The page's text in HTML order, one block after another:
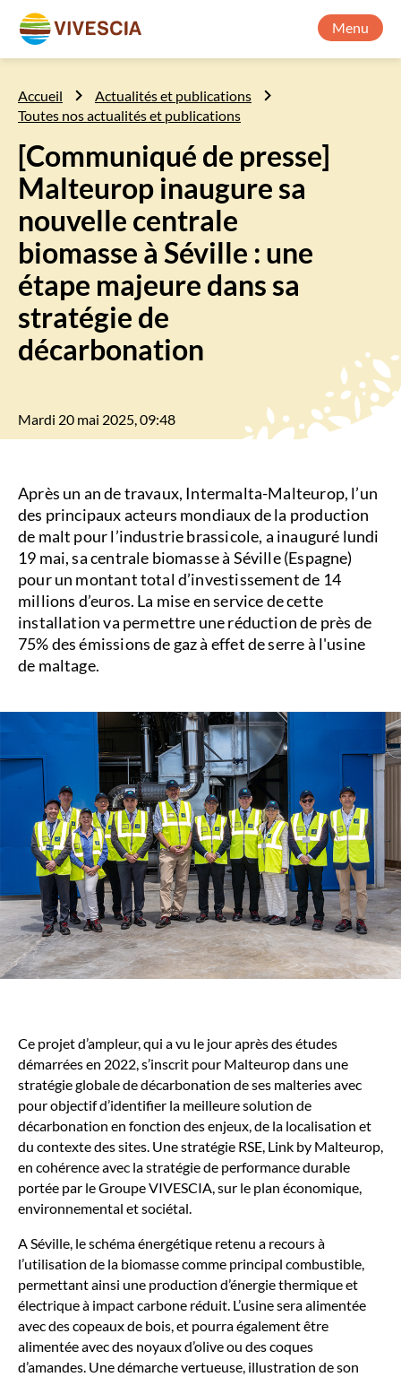
Menu
Accueil
Actualités et publications
Toutes nos actualités et publications
[Communiqué de presse]
Malteurop inaugure sa
nouvelle centrale
biomasse à Séville : une
étape majeure dans sa
stratégie de
décarbonation
Mardi 20 mai 2025, 09:48
Après un an de travaux, Intermalta-Malteurop, l’un
des principaux acteurs mondiaux de la production
de malt pour l’industrie brassicole, a inauguré lundi
19 mai, sa centrale biomasse à Séville (Espagne)
pour un montant total d’investissement de 14
millions d’euros. La mise en service de cette
installation va permettre une réduction de près de
75% des émissions de gaz à effet de serre à l'usine
de maltage.
Ce projet d’ampleur, qui a vu le jour après des études
démarrées en 2022, s’inscrit pour Malteurop dans une
stratégie globale de décarbonation de ses malteries avec
pour objectif d’identifier la meilleure solution de
décarbonation en fonction des enjeux, de la localisation et
du contexte des sites. Une stratégie RSE, Link by Malteurop,
en cohérence avec la stratégie de performance durable
portée par le Groupe VIVESCIA, sur le plan économique,
environnemental et sociétal.
A Séville, le schéma énergétique retenu a recours à
l’utilisation de la biomasse comme principal combustible,
permettant ainsi une production d’énergie thermique et
électrique à impact carbone réduit. L’usine sera alimentée
avec des copeaux de bois, et pourra également être
alimentée avec des noyaux d’olive ou des coques
d’amandes. Une démarche vertueuse, illustration de son